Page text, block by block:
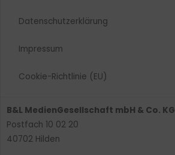
Datenschutzerklärung
Impressum
Cookie-Richtlinie (EU)
B&L MedienGesellschaft mbH & Co. KG
Postfach 10 02 20
40702 Hilden